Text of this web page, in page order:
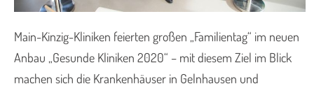
Main-Kinzig-Kliniken feierten großen „Familientag“ im neuen
Anbau „Gesunde Kliniken 2020“ – mit diesem Ziel im Blick
machen sich die Krankenhäuser in Gelnhausen und